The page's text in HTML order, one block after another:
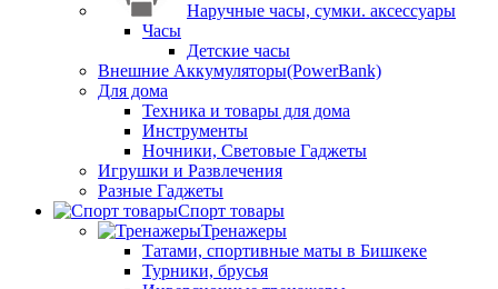
Наручные часы, сумки. аксессуары
Часы
Детские часы
Внешние Аккумуляторы(PowerBank)
Для дома
Техника и товары для дома
Инструменты
Ночники, Световые Гаджеты
Игрушки и Развлечения
Разные Гаджеты
Спорт товары
Тренажеры
Татами, спортивные маты в Бишкеке
Турники, брусья